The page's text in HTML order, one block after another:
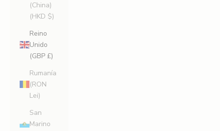
(China)
(HKD $)
Reino
Unido
(GBP £)
Rumanía
(RON
Lei)
San
Marino